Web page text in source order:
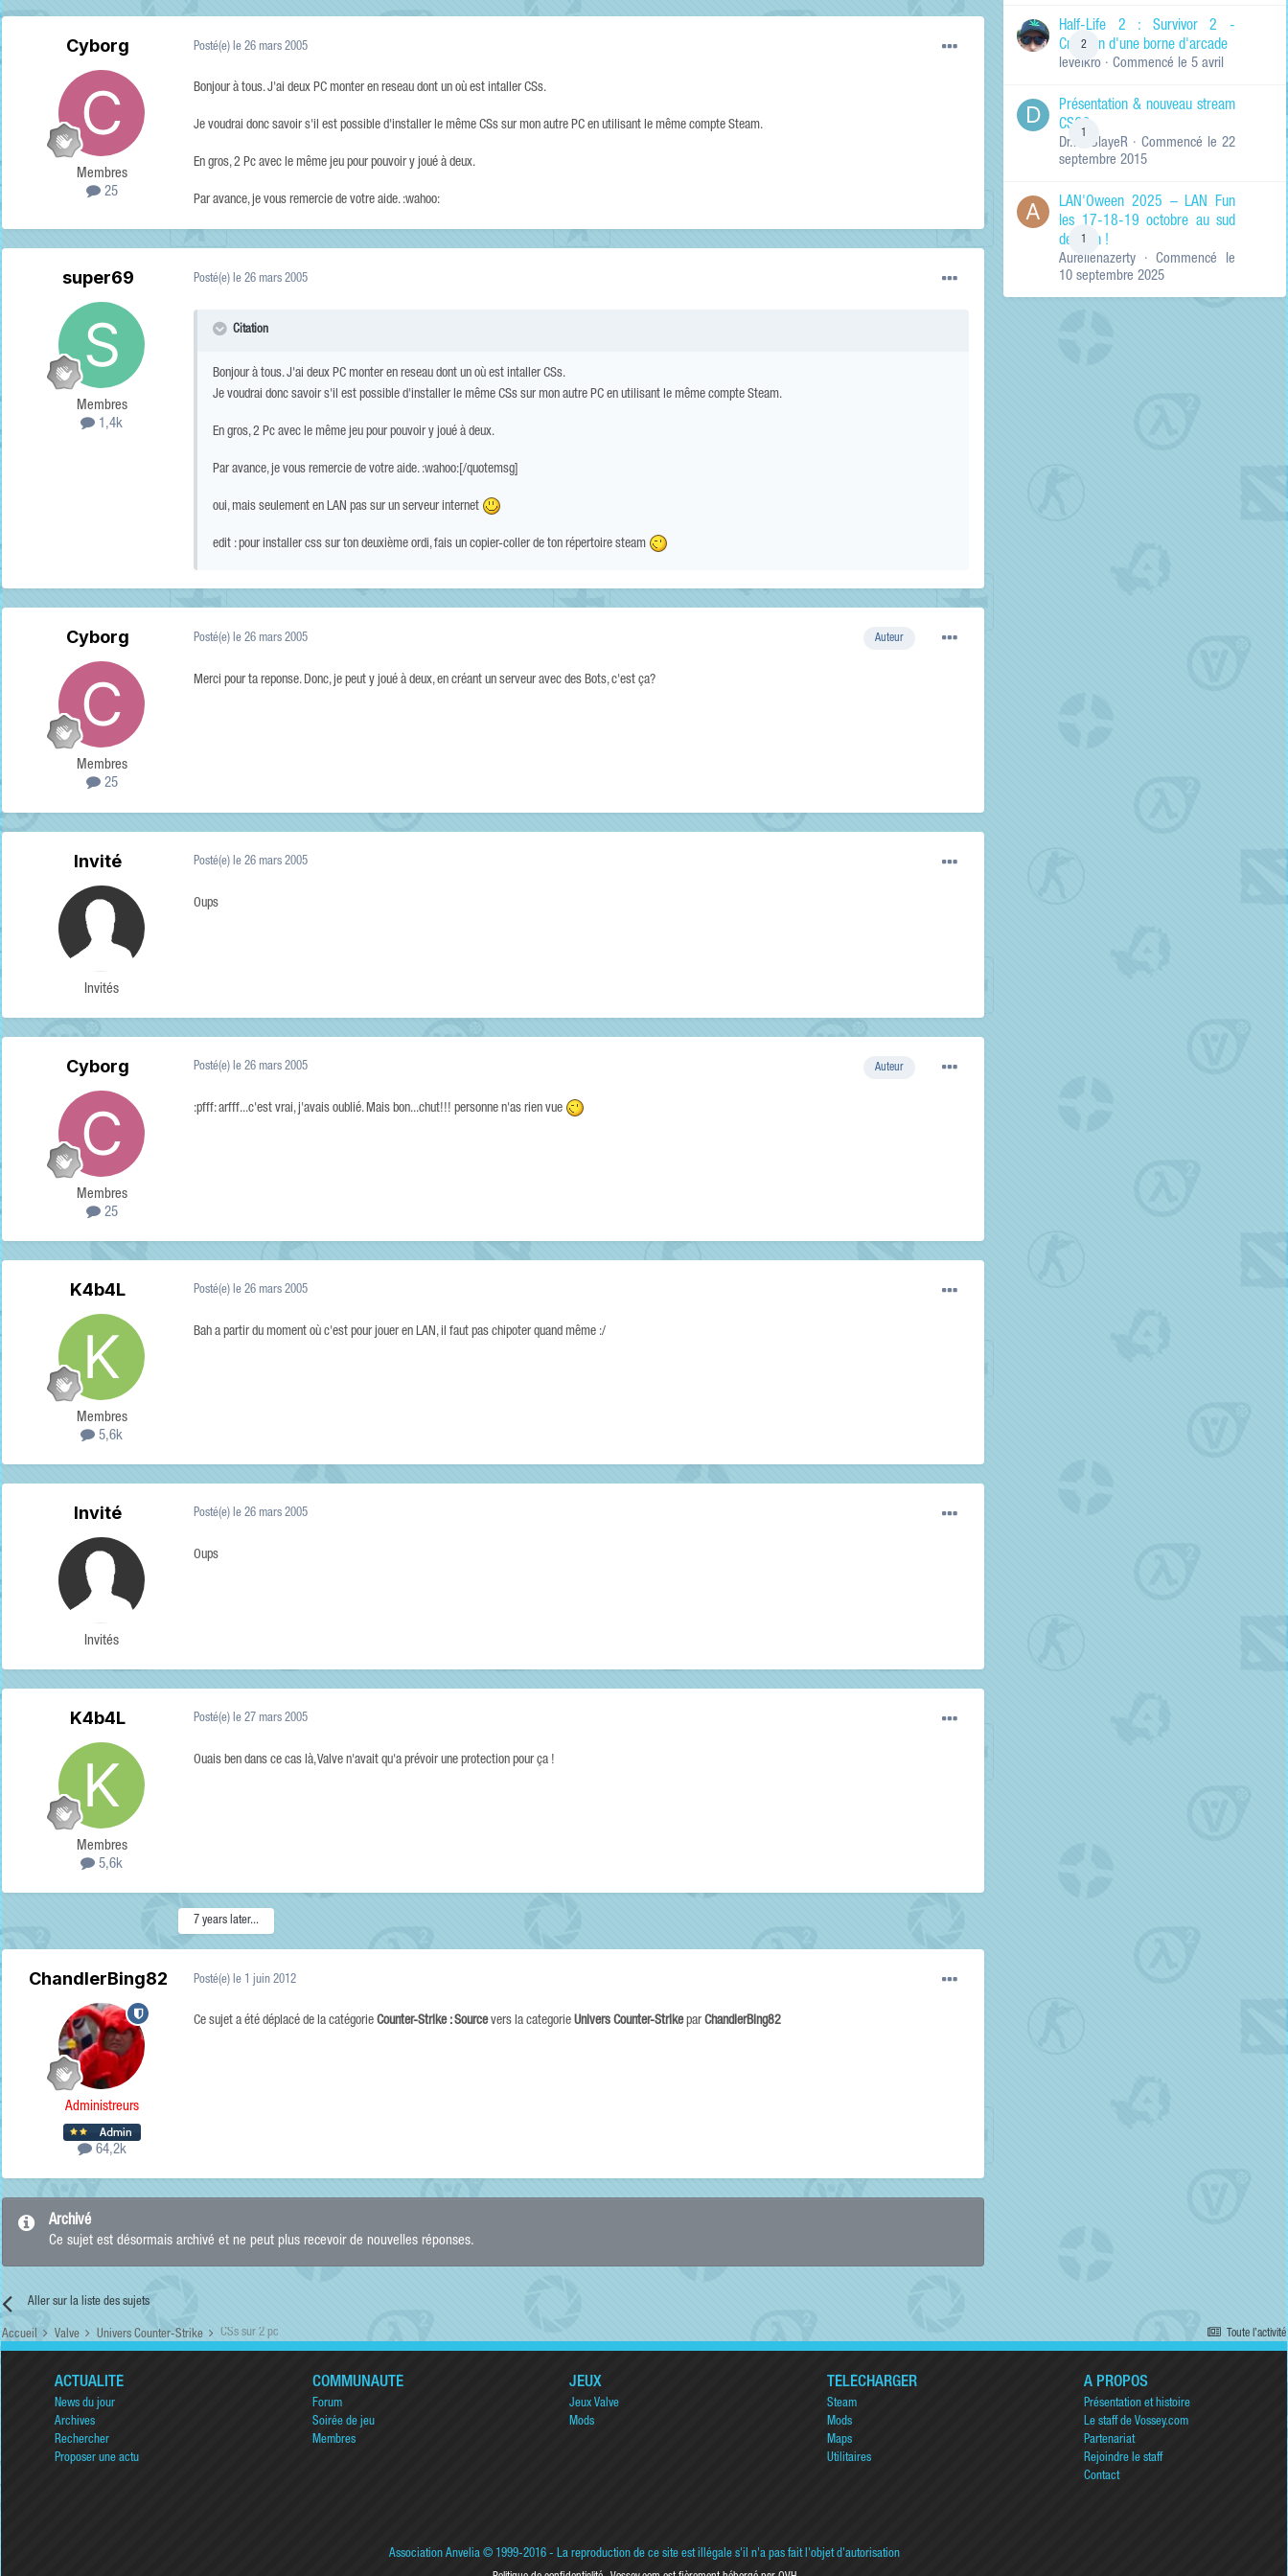
RECHERCHER LES
Titres et corps
Titres des
uniquement
Cyborg
Membres
25
Posté(e) le 26 mars 2005
Bonjour à tous. J'ai deux PC monter en reseau dont un où est intaller CSs.
Je voudrai donc savoir s'il est possible d'installer le même CSs sur mon autre PC en utilisant le même compte Steam.
En gros, 2 Pc avec le même jeu pour pouvoir y joué à deux.
Par avance, je vous remercie de votre aide. :wahoo:
super69
Membres
1,4k
Posté(e) le 26 mars 2005
Citation
Bonjour à tous. J'ai deux PC monter en reseau dont un où est intaller CSs.
Je voudrai donc savoir s'il est possible d'installer le même CSs sur mon autre PC en utilisant le même compte Steam.
En gros, 2 Pc avec le même jeu pour pouvoir y joué à deux.
Par avance, je vous remercie de votre aide. :wahoo:[/quotemsg]
oui, mais seulement en LAN pas sur un serveur internet
edit : pour installer css sur ton deuxième ordi, fais un copier-coller de ton répertoire steam
Cyborg
Membres
25
Auteur
Posté(e) le 26 mars 2005
Merci pour ta reponse. Donc, je peut y joué à deux, en créant un serveur avec des Bots, c'est ça?
Invité
Invités
Posté(e) le 26 mars 2005
Oups
Cyborg
Membres
25
Auteur
Posté(e) le 26 mars 2005
:pfff: arfff...c'est vrai, j'avais oublié. Mais bon...chut!!! personne n'as rien vue
K4b4L
Membres
5,6k
Posté(e) le 26 mars 2005
Bah a partir du moment où c'est pour jouer en LAN, il faut pas chipoter quand même :/
Invité
Invités
Posté(e) le 26 mars 2005
Oups
K4b4L
Membres
5,6k
Posté(e) le 27 mars 2005
Ouais ben dans ce cas là, Valve n'avait qu'a prévoir une protection pour ça !
7 years later...
ChandlerBing82
Administreurs
64,2k
Posté(e) le 1 juin 2012
Ce sujet a été déplacé de la catégorie Counter-Strike : Sourcevers la categorie Univers Counter-Strikepar ChandlerBing82
Archivé
Ce sujet est désormais archivé et ne peut plus recevoir de nouvelles réponses.
Aller sur la liste des sujets
2
Half-Life 2 : Survivor 2 -
Création d'une borne d'arcade
levelkro · Commencé le 5 avril
1
Présentation & nouveau stream
CSGO
Dr.KinSlayeR · Commencé le 22
septembre 2015
1
LAN'Oween 2025 – LAN Fun
les 17-18-19 octobre au sud
de Lyon !
Aurelienazerty · Commencé le
10 septembre 2025
Toute l’activité
Accueil Valve Univers Counter-Strike CSs sur 2 pc
ACTUALITÉ
News du jour
Archives
Rechercher
Proposer une actu
COMMUNAUTÉ
Forum
Soirée de jeu
Membres
JEUX
Jeux Valve
Mods
TÉLÉCHARGER
Steam
Mods
Maps
Utilitaires
A PROPOS
Présentation et histoire
Le staff de Vossey.com
Partenariat
Rejoindre le staff
Contact
Association Anvelia© 1999-2016 - La reproduction de ce site est illégale s'il n'a pas fait l'objet d'autorisation